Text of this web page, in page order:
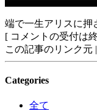
端で一生アリスに押
[ コメントの受付は
この記事のリンク元 |
Categories
全て